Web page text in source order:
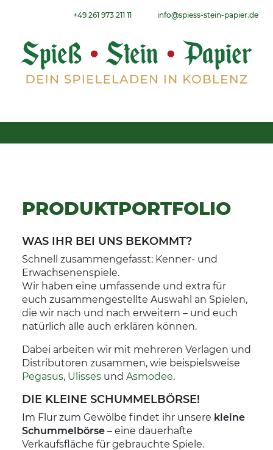
+49 261 973 211 11 info@spiess-stein-papier.de
PRODUKTPORTFOLIO
WAS IHR BEI UNS BEKOMMT?
Schnell zusammengefasst: Kenner- und
Erwachsenenspiele.
Wir haben eine umfassende und extra für
euch zusammengestellte Auswahl an Spielen,
die wir nach und nach erweitern – und euch
natürlich alle auch erklären können.
Dabei arbeiten wir mit mehreren Verlagen und
Distributoren zusammen, wie beispielsweise
Pegasus, Ulisses und Asmodee.
DIE KLEINE SCHUMMELBÖRSE!
Im Flur zum Gewölbe findet ihr unsere kleine
Schummelbörse – eine dauerhafte
Verkaufsfläche für gebrauchte Spiele.